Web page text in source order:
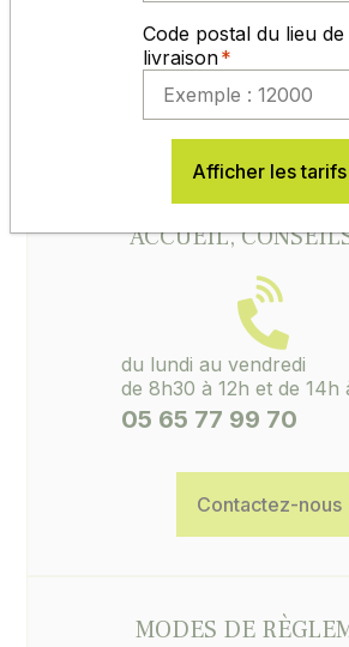
Conseils d'utilisation:
Pour nos semences certifiées, il
de conserver l'étiquette de
numéro de lot. Sans ces
réclamation ne pourra être
ACCUEIL,
du lundi au vendredi
de 8h30 à 12h et de 14h
05 65 77 99 70
Contactez-nous
MODES DE
Code postal du lieu de
livraison
Afficher les tarifs